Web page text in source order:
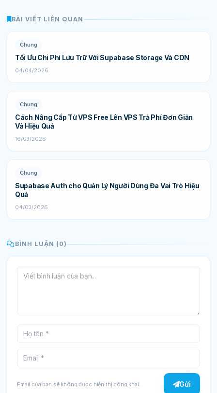
BÀI VIẾT LIÊN QUAN
Chung
Tối Ưu Chi Phí Lưu Trữ Với Supabase Storage Và CDN
04/04/2026
Chung
Cách Nâng Cấp Từ VPS Free Lên VPS Trả Phí Đơn Giản
Và Hiệu Quả
16/03/2026
Chung
Supabase Auth cho Quản Lý Người Dùng Đa Vai Trò Hiệu
Quả
04/03/2026
BÌNH LUẬN (0)
Email của bạn sẽ không được hiển thị công khai. Gửi